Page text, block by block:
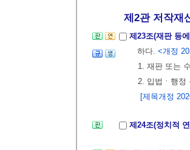
제2관 저작재
제23조(재판 등
하다. <개정
1. 재판 또는
2. 입법ㆍ행정
[제목개정
제24조(정치적